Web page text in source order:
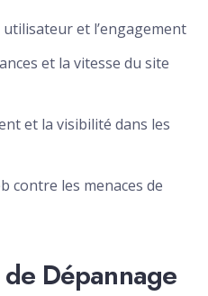
et l’engagement
et la vitesse du site
et la visibilité dans les
contre les menaces de
Dépannage